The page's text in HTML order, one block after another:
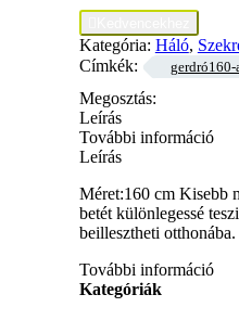
Kategória: Háló,
Címkék:
gerdró160-
Megosztás:
Leírás
További információ
Leírás
Méret:160 cm Kisebb
betét különlegessé
beillesztheti otthonába.
További információ
Kategóriák